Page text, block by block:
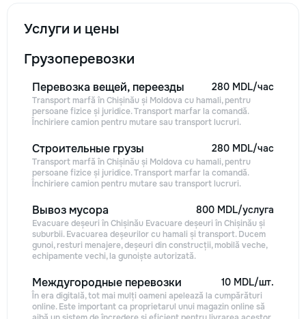
Услуги и цены
Грузоперевозки
Перевозка вещей, переезды
Transport marfă în Chișinău și Moldova cu hamali, pentru
persoane fizice și juridice. Transport marfar la comandă.
Închiriere camion pentru mutare sau transport lucruri.
280 MDL/час
Строительные грузы
Transport marfă în Chișinău și Moldova cu hamali, pentru
persoane fizice și juridice. Transport marfar la comandă.
Închiriere camion pentru mutare sau transport lucruri.
280 MDL/час
Вывоз мусора
Evacuare deșeuri în Chișinău Evacuare deșeuri în Chișinău și
suburbii. Evacuarea deșeurilor cu hamali și transport. Ducem
gunoi, resturi menajere, deșeuri din construcții, mobilă veche,
echipamente vechi, la gunoiște autorizată.
800 MDL/услуга
Междугородные перевозки
În era digitală, tot mai mulți oameni apelează la cumpărături
online. Este important ca proprietarul unui magazin online să
10 MDL/шт.